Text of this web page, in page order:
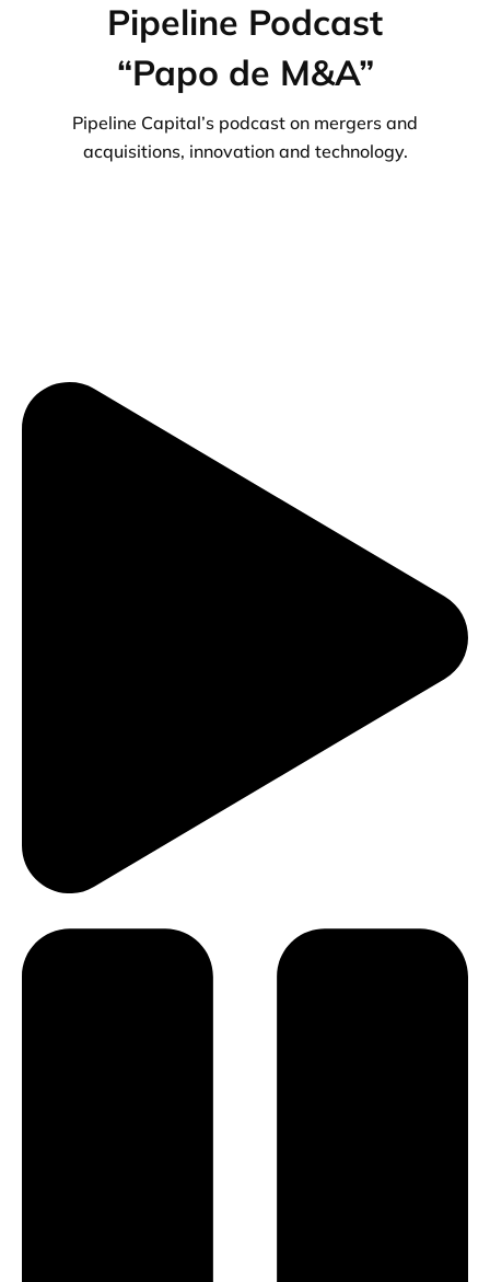
Pipeline Podcast
“Papo de M&A”
Pipeline Capital’s podcast on mergers and
acquisitions, innovation and technology.